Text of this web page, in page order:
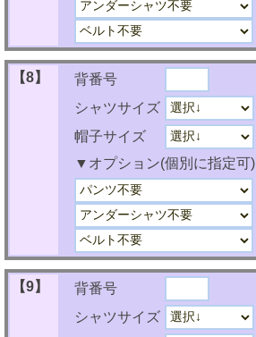
【8】
背番号
シャツサイズ
帽子サイズ
▼オプション(個別に指定可)
【9】
背番号
シャツサイズ